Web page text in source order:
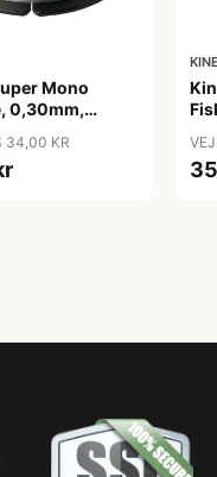
Mono
0,30mm,
34,00 KR